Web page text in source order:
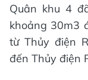
Quân khu 4
khoảng 30m3
từ Thủy điện
đến Thủy điện